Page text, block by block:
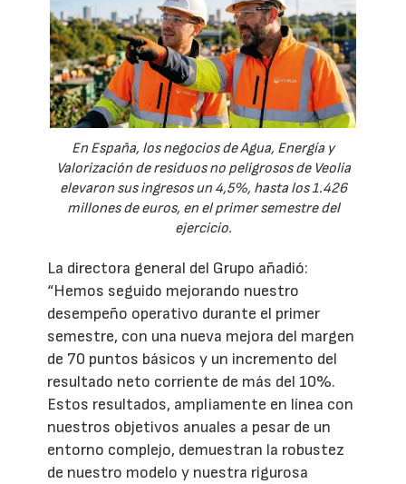
En España, los negocios de Agua, Energía y
Valorización de residuos no peligrosos de Veolia
elevaron sus ingresos un 4,5%, hasta los 1.426
millones de euros, en el primer semestre del
ejercicio.
La directora general del Grupo añadió:
“Hemos seguido mejorando nuestro
desempeño operativo durante el primer
semestre, con una nueva mejora del margen
de 70 puntos básicos y un incremento del
resultado neto corriente de más del 10%.
Estos resultados, ampliamente en línea con
nuestros objetivos anuales a pesar de un
entorno complejo, demuestran la robustez
de nuestro modelo y nuestra rigurosa